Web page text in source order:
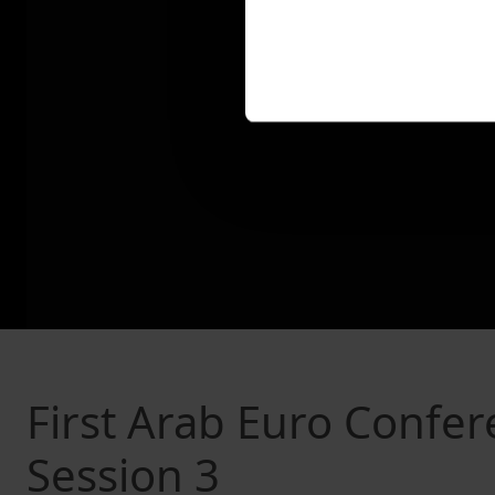
First Arab Euro
Session 3